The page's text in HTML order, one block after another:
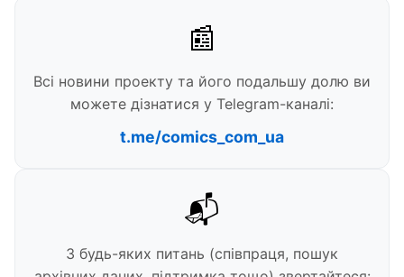
📰
Всі новини проекту та його подальшу долю ви
можете дізнатися у Telegram-каналі:
t.me/comics_com_ua
📬
З будь-яких питань (співпраця, пошук